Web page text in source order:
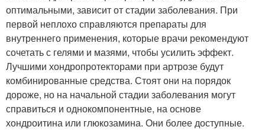
оптимальными, зависит от стадии заболевания. При
первой неплохо справляются препараты для
внутреннего применения, которые врачи рекомендуют
сочетать с гелями и мазями, чтобы усилить эффект.
Лучшими хондропротекторами при артрозе будут
комбинированные средства. Стоят они на порядок
дороже, но на начальной стадии заболевания могут
справиться и однокомпонентные, на основе
хондроитина или глюкозамина. Они более доступные.